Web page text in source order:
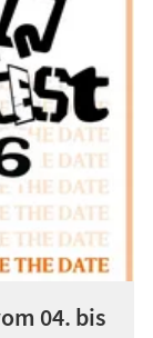
04. bis